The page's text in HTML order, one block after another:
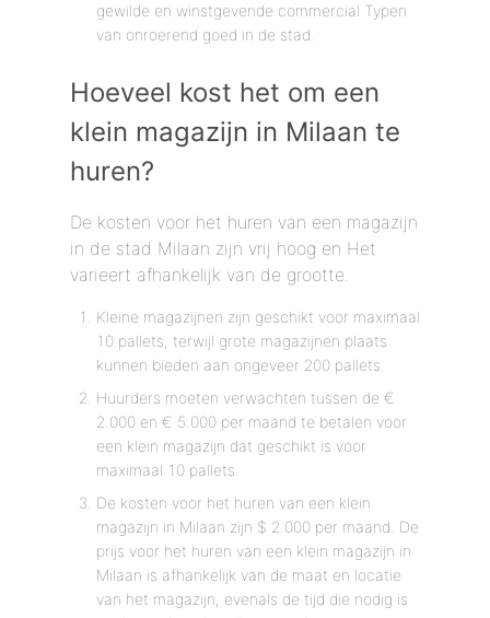
gewilde en winstgevende commercial Typen
van onroerend goed in de stad.
Hoeveel kost het om een ​​
klein magazijn in Milaan te
huren?
De kosten voor het huren van een magazijn
in de stad Milaan zijn vrij hoog en Het
varieert afhankelijk van de grootte.
Kleine magazijnen zijn geschikt voor maximaal
10 pallets, terwijl grote magazijnen plaats
kunnen bieden aan ongeveer 200 pallets.
Huurders moeten verwachten tussen de €
2.000 en € 5.000 per maand te betalen voor
een klein magazijn dat geschikt is voor
maximaal 10 pallets.
De kosten voor het huren van een klein
magazijn in Milaan zijn $ 2.000 per maand. De
prijs voor het huren van een klein magazijn in
Milaan is afhankelijk van de maat en locatie
van het magazijn, evenals de tijd die nodig is